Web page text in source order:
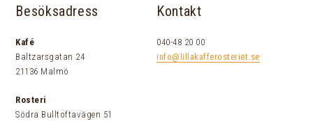
Besöksadress
Kafé
Baltzarsgatan 24
21136 Malmö
Rosteri
Södra Bulltoftavägen 51
Kontakt
040-48 20 00
info@lillakafferosteriet.se